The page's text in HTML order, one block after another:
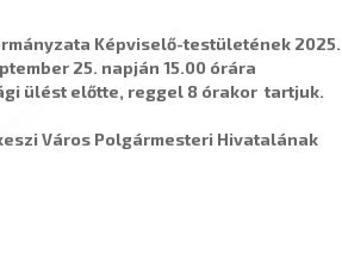
Képviselő-testületének 2025.
25. napján 15.00 órára
ülést előtte, reggel 8 órakor tartjuk.
Város Polgármesteri Hivatalának